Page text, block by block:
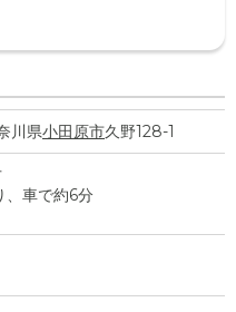
川県小田原市久野128-1
、車で約6分